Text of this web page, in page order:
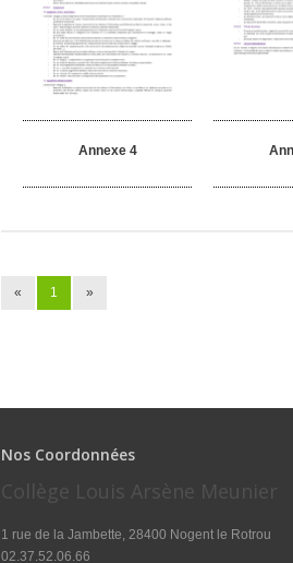
Annexe 4
« 1 »
Nos Coordonnées
Collège Louis Arsène Meunier
1 rue de la Jambette, 28400 Nogent le Rotrou
02.37.52.06.66